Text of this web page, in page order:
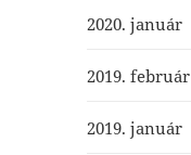
2020. január
2019. február
2019. január